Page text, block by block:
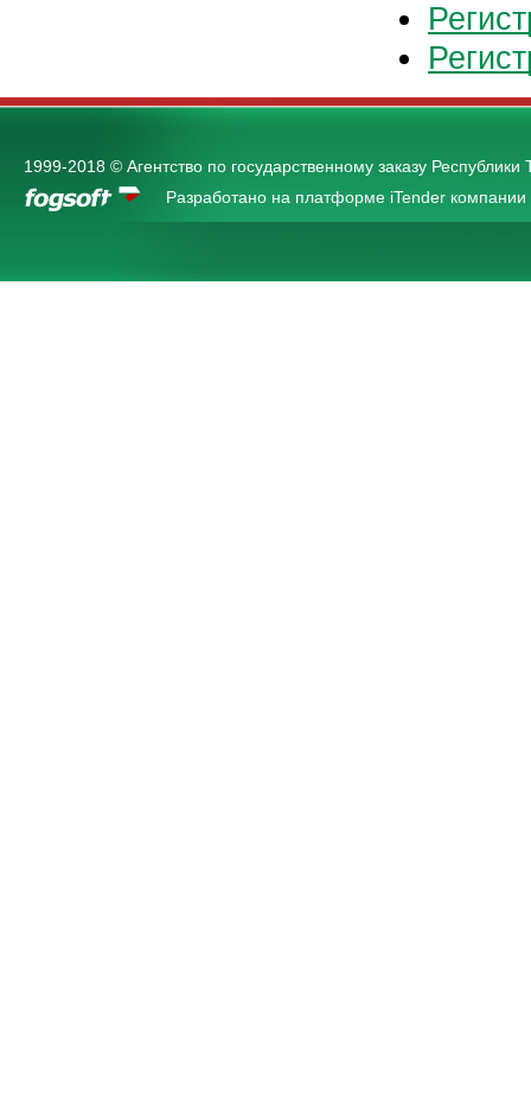
1999-2018 © Агентство по государственному заказу Республики
Разработано на платформе iTender